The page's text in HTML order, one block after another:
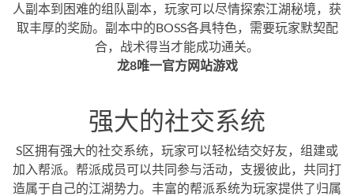
人副本到困难的组队副本，玩家可以尽情探索江湖秘境，获
取丰厚的奖励。副本中的BOSS各具特色，需要玩家默契配
合，战术得当才能成功通关。
龙8唯一官方网站游戏
强大的社交系统
S区拥有强大的社交系统，玩家可以轻松结交好友，组建或
加入帮派。帮派成员可以共同参与活动，支援彼此，共同打
造属于自己的江湖势力。丰富的帮派系统为玩家提供了归属